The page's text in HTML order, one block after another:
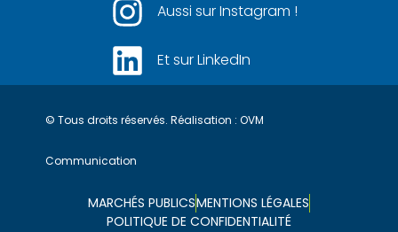
Aussi sur Instagram !
Et sur LinkedIn
© Tous droits réservés. Réalisation : OVM
Communication
MARCHÉS PUBLICSMENTIONS LÉGALES
POLITIQUE DE CONFIDENTIALITÉ